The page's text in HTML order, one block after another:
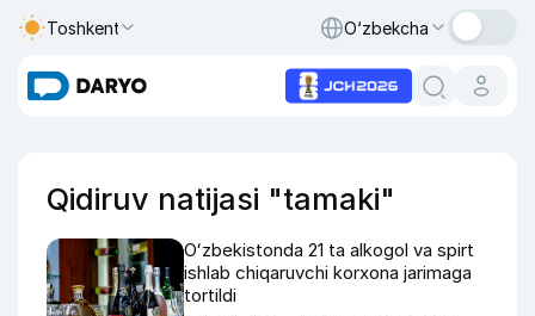
Toshkent O‘zbekcha
Qidiruv natijasi "tamaki"
Oʻzbekistonda 21 ta alkogol va spirt
ishlab chiqaruvchi korxona jarimaga
tortildi